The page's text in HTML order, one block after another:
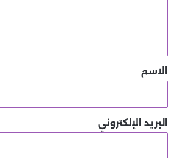
*الاسم
البريد الإلكتروني